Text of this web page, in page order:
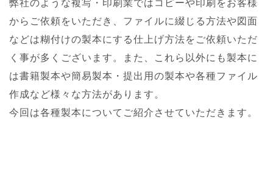
弊社のような複写・印刷業ではコピーや印刷をお客様
からご依頼をいただき、ファイルに綴じる方法や図面
などは糊付けの製本にする仕上げ方法をご依頼いただ
く事が多くございます。また、これら以外にも製本に
は書籍製本や簡易製本・提出用の製本や各種ファイル
作成など様々な方法があります。
今回は各種製本についてご紹介させていただきます。